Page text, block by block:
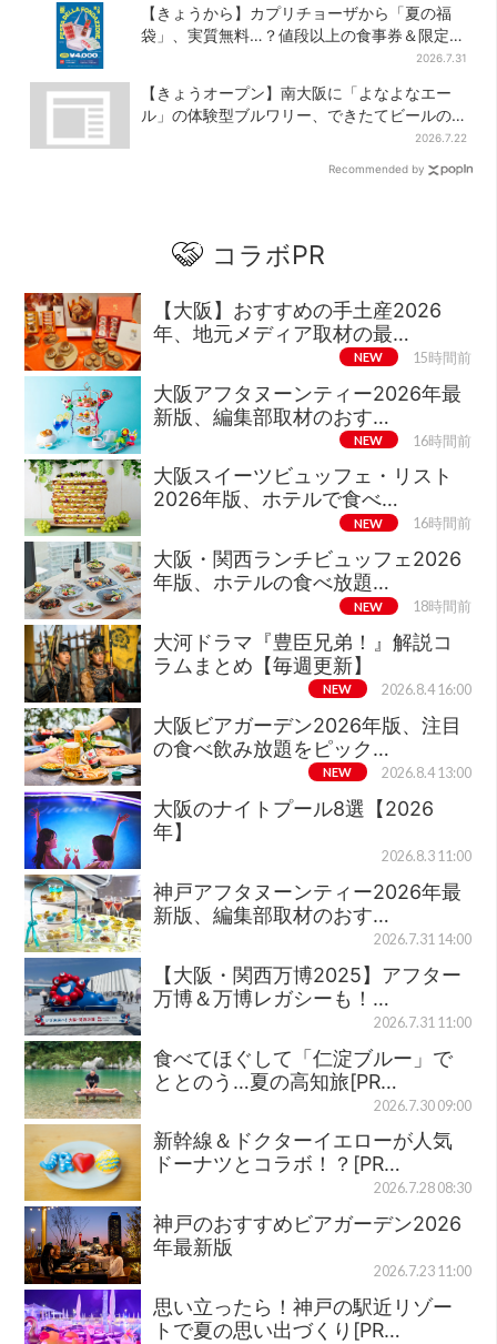
【きょうから】カプリチョーザから「夏の福
袋」、実質無料…？値段以上の食事券＆限定ア
2026.7.31
【きょうオープン】南大阪に「よなよなエー
ル」の体験型ブルワリー、できたてビールの
2026.7.22
Recommended by
コラボPR
【大阪】おすすめの手土産2026
年、地元メディア取材の最…
NEW 15時間前
大阪アフタヌーンティー2026年最
新版、編集部取材のおす…
NEW 16時間前
大阪スイーツビュッフェ・リスト
2026年版、ホテルで食べ…
NEW 16時間前
大阪・関西ランチビュッフェ2026
年版、ホテルの食べ放題…
NEW 18時間前
大河ドラマ『豊臣兄弟！』解説コ
ラムまとめ【毎週更新】
NEW 2026.8.4 16:00
大阪ビアガーデン2026年版、注目
の食べ飲み放題をピック…
NEW 2026.8.4 13:00
大阪のナイトプール8選【2026
年】
2026.8.3 11:00
神戸アフタヌーンティー2026年最
新版、編集部取材のおす…
2026.7.31 14:00
【大阪・関西万博2025】アフター
万博＆万博レガシーも！…
2026.7.31 11:00
食べてほぐして「仁淀ブルー」で
ととのう…夏の高知旅[PR…
2026.7.30 09:00
新幹線＆ドクターイエローが人気
ドーナツとコラボ！？[PR…
2026.7.28 08:30
神戸のおすすめビアガーデン2026
年最新版
2026.7.23 11:00
思い立ったら！神戸の駅近リゾー
トで夏の思い出づくり[PR…